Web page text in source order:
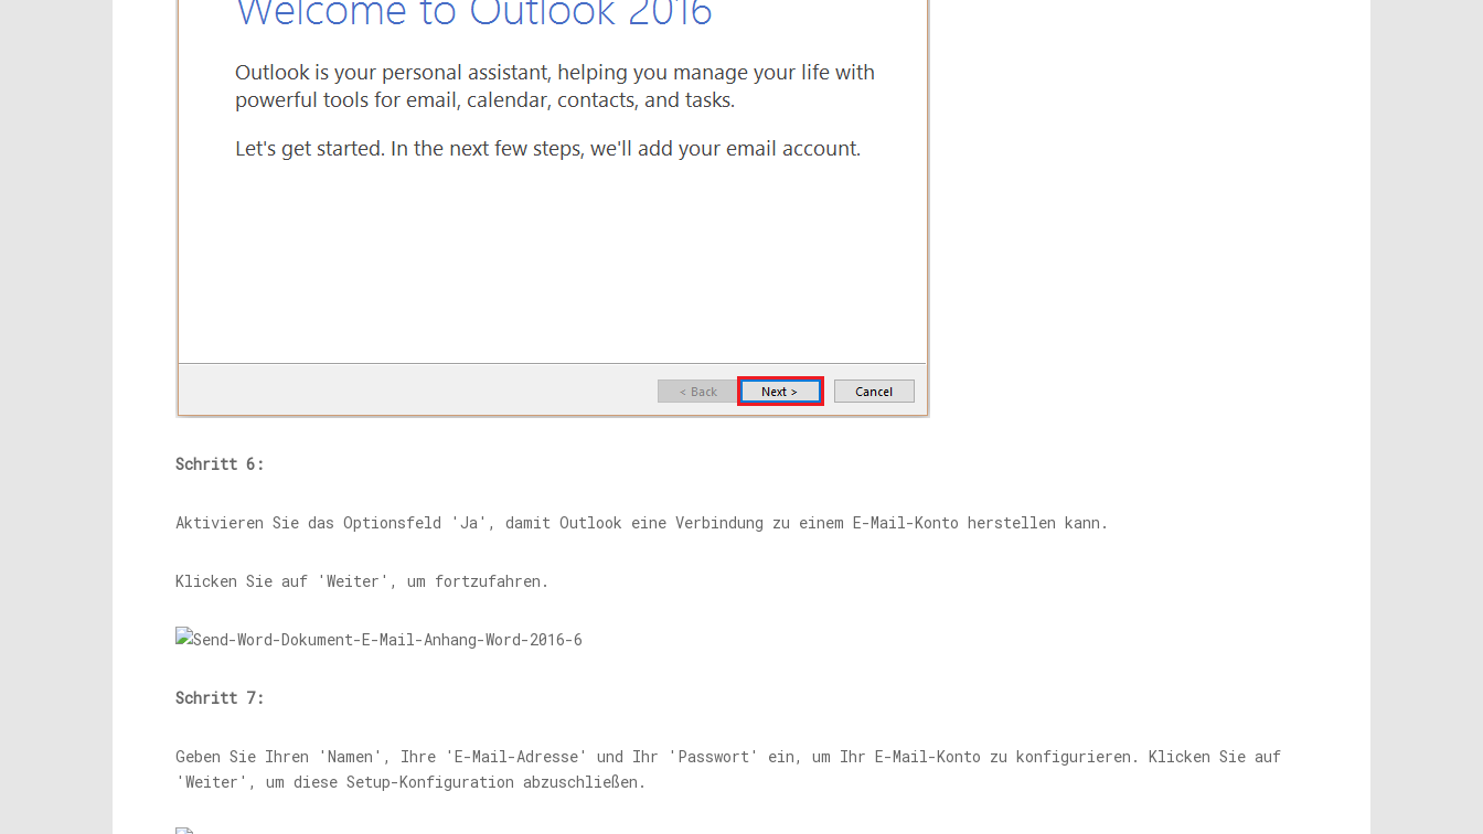
Schritt 6:
Aktivieren Sie das Optionsfeld 'Ja', damit Outlook eine Verbindung zu einem E-Mail-Konto herstellen kann.
Klicken Sie auf 'Weiter', um fortzufahren.
Schritt 7:
Geben Sie Ihren 'Namen', Ihre 'E-Mail-Adresse' und Ihr 'Passwort' ein, um Ihr E-Mail-Konto zu konfigurieren. Klicken Sie auf
'Weiter', um diese Setup-Konfiguration abzuschließen.